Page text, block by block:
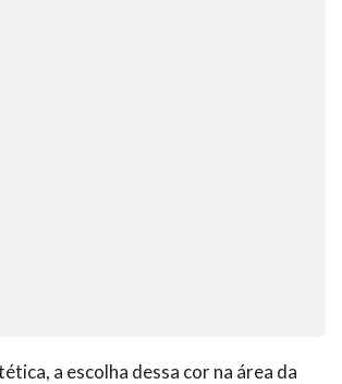
a escolha dessa cor na área da